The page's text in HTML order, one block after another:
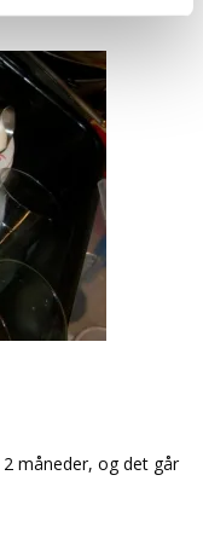
måneder, og det går